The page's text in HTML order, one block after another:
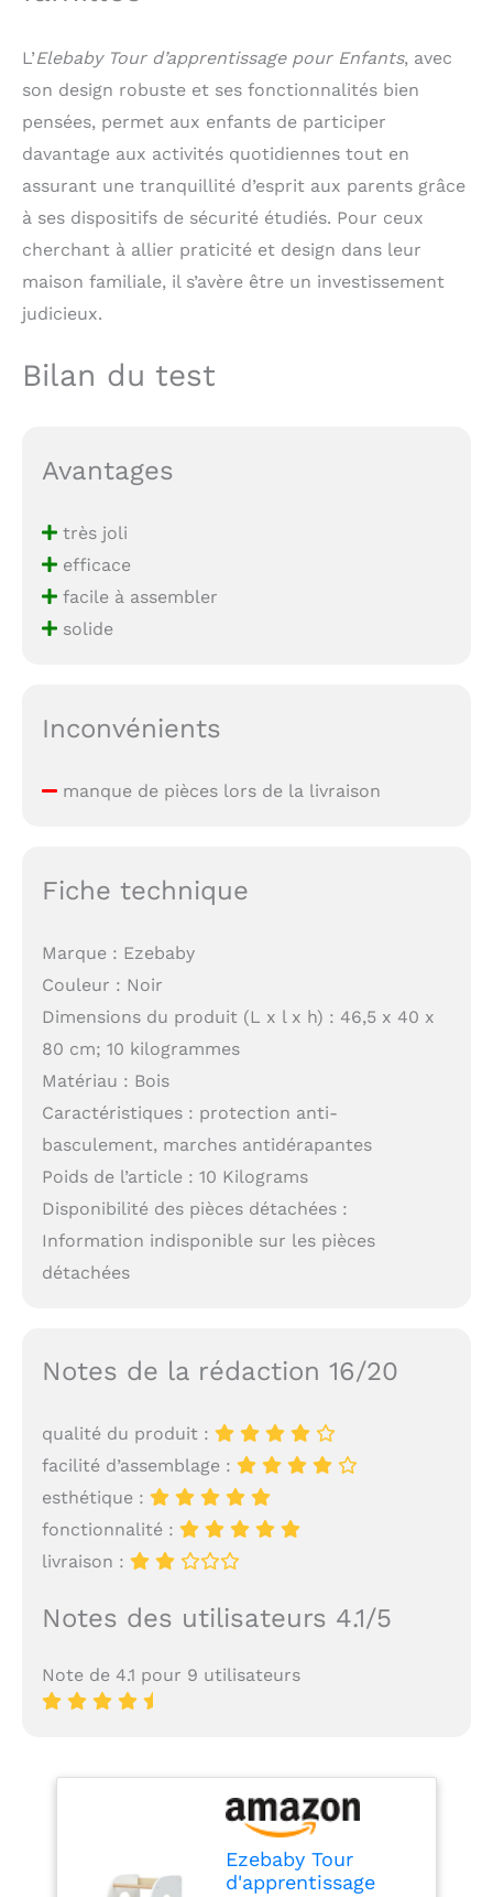
L’Elebaby Tour d’apprentissage pour Enfants, avec
son design robuste et ses fonctionnalités bien
pensées, permet aux enfants de participer
davantage aux activités quotidiennes tout en
assurant une tranquillité d’esprit aux parents grâce
à ses dispositifs de sécurité étudiés. Pour ceux
cherchant à allier praticité et design dans leur
maison familiale, il s’avère être un investissement
judicieux.
Bilan du test
Avantages
très joli
efficace
facile à assembler
solide
Inconvénients
manque de pièces lors de la livraison
Fiche technique
Marque : Ezebaby
Couleur : Noir
Dimensions du produit (L x l x h) : 46,5 x 40 x
80 cm; 10 kilogrammes
Matériau : Bois
Caractéristiques : protection anti-
basculement, marches antidérapantes
Poids de l’article : 10 Kilograms
Disponibilité des pièces détachées :
Information indisponible sur les pièces
détachées
Notes de la rédaction 16/20
qualité du produit :
facilité d’assemblage :
esthétique :
fonctionnalité :
livraison :
Notes des utilisateurs 4.1/5
Note de 4.1 pour 9 utilisateurs
Ezebaby Tour
d'apprentissage